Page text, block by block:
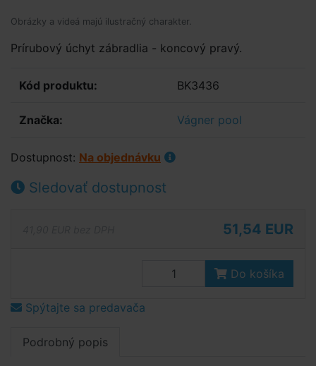
Obrázky a videá majú ilustračný charakter.
Prírubový úchyt zábradlia - koncový pravý.
Kód produktu: BK3436
Značka: Vágner pool
Dostupnost: Na objednávku
Sledovať dostupnost
51,54 EUR
Do košíka
Spýtajte sa predavača
Podrobný popis